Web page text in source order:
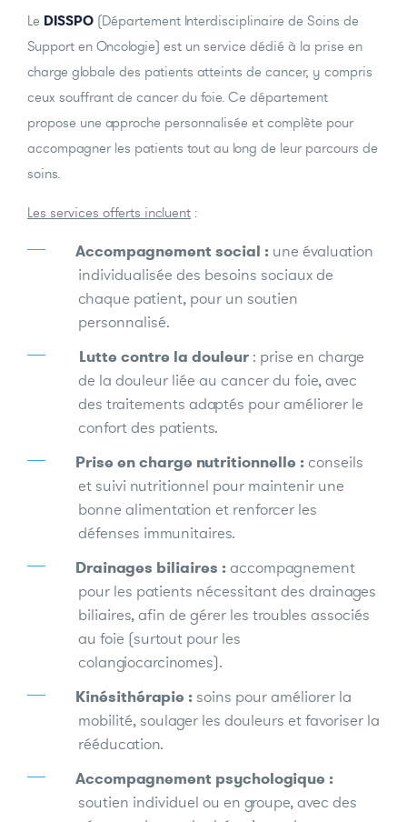
Le DISSPO (Département Interdisciplinaire de Soins de
Support en Oncologie) est un service dédié à la prise en
charge globale des patients atteints de cancer, y compris
ceux souffrant de cancer du foie. Ce département
propose une approche personnalisée et complète pour
accompagner les patients tout au long de leur parcours de
soins.
Les services offerts incluent :
Accompagnement social : une évaluation
individualisée des besoins sociaux de
chaque patient, pour un soutien
personnalisé.
Lutte contre la douleur : prise en charge
de la douleur liée au cancer du foie, avec
des traitements adaptés pour améliorer le
confort des patients.
Prise en charge nutritionnelle : conseils
et suivi nutritionnel pour maintenir une
bonne alimentation et renforcer les
défenses immunitaires.
Drainages biliaires :accompagnement
pour les patients nécessitant des drainages
biliaires, afin de gérer les troubles associés
au foie (surtout pour les
colangiocarcinomes).
Kinésithérapie : soins pour améliorer la
mobilité, soulager les douleurs et favoriser la
rééducation.
Accompagnement psychologique :
soutien individuel ou en groupe, avec des